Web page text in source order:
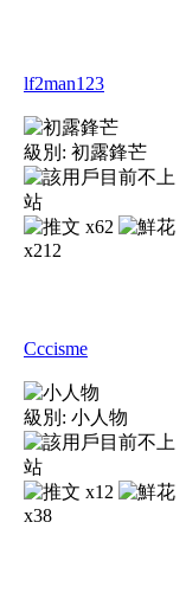
lf2man123
級別: 初露鋒芒
x62
x212
Cccisme
級別: 小人物
x12
x38